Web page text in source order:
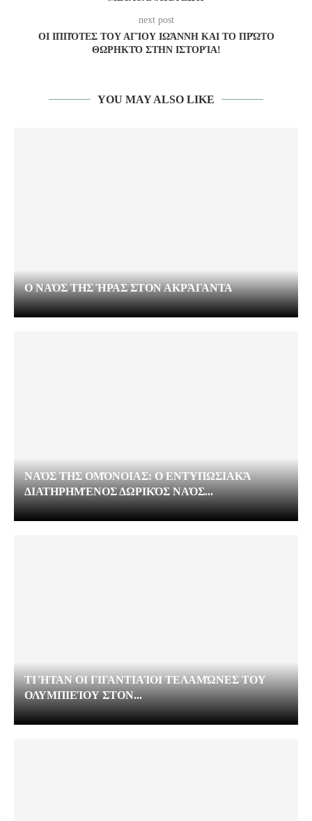
next post
ΟΙ ΙΠΠΌΤΕΣ ΤΟΥ ΑΓΊΟΥ ΙΩΆΝΝΗ ΚΑΙ ΤΟ ΠΡΏΤΟ
ΘΩΡΗΚΤΌ ΣΤΗΝ ΙΣΤΟΡΊΑ!
YOU MAY ALSO LIKE
Ο ΝΑΌΣ ΤΗΣ ΉΡΑΣ ΣΤΟΝ ΑΚΡΆΓΑΝΤΑ
ΝΑΌΣ ΤΗΣ ΟΜΌΝΟΙΑΣ: Ο ΕΝΤΥΠΩΣΙΑΚΆ
ΔΙΑΤΗΡΗΜΈΝΟΣ ΔΩΡΙΚΌΣ ΝΑΌΣ...
ΤΙ ΉΤΑΝ ΟΙ ΓΙΓΑΝΤΙΑΊΟΙ ΤΕΛΑΜΏΝΕΣ ΤΟΥ
ΟΛΥΜΠΙΕΊΟΥ ΣΤΟΝ...